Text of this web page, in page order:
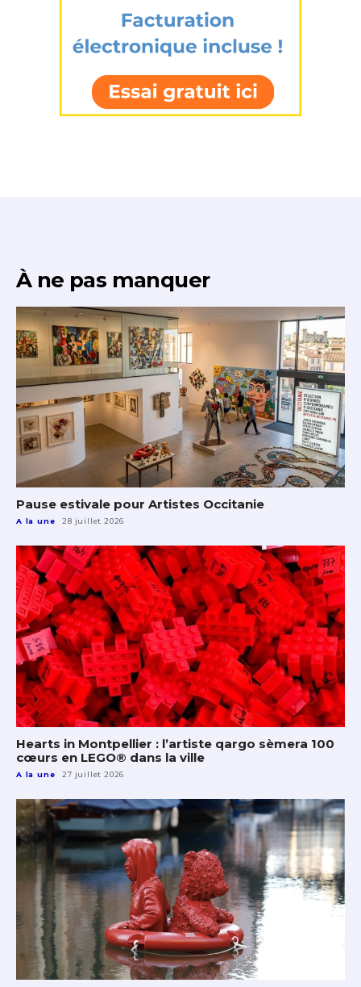
À ne pas manquer
Pause estivale pour Artistes Occitanie
A la une 28 juillet 2026
Hearts in Montpellier : l’artiste qargo sèmera 100
cœurs en LEGO® dans la ville
A la une 27 juillet 2026